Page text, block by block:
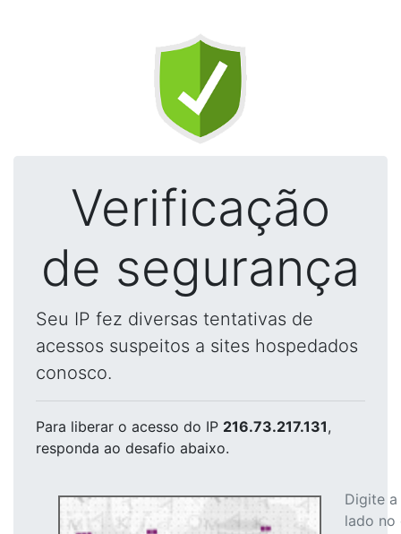
Verificação
de segurança
Seu IP fez diversas tentativas de
acessos suspeitos a sites hospedados
conosco.
Para liberar o acesso do IP 216.73.217.131,
responda ao desafio abaixo.
Digite
lado no